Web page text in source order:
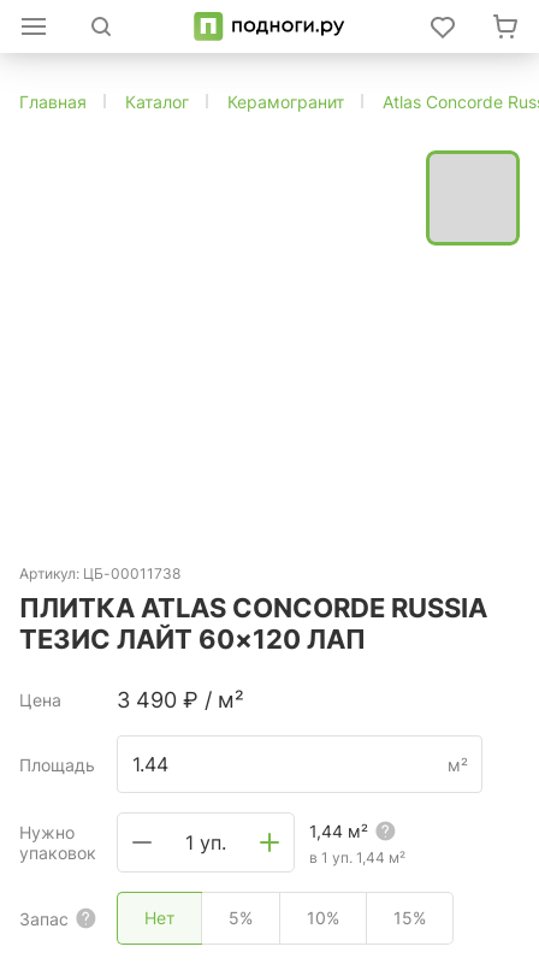
Главная Каталог Керамогранит Atlas Concorde
Артикул: ЦБ-00011738
ПЛИТКА ATLAS CONCORDE RUSSIA
ТЕЗИС ЛАЙТ 60×120 ЛАП
Цена 3 490 ₽ / м²
Площадь м²
Нужно
упаковок
1 уп. 1,44 м²
в 1 уп. 1,44 м²
Запас Нет 5% 10% 15%